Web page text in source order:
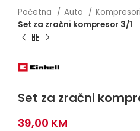
Početna Auto
Kompresori
Set za zračni kompresor 3/1
Set za zračni
39,00 KM